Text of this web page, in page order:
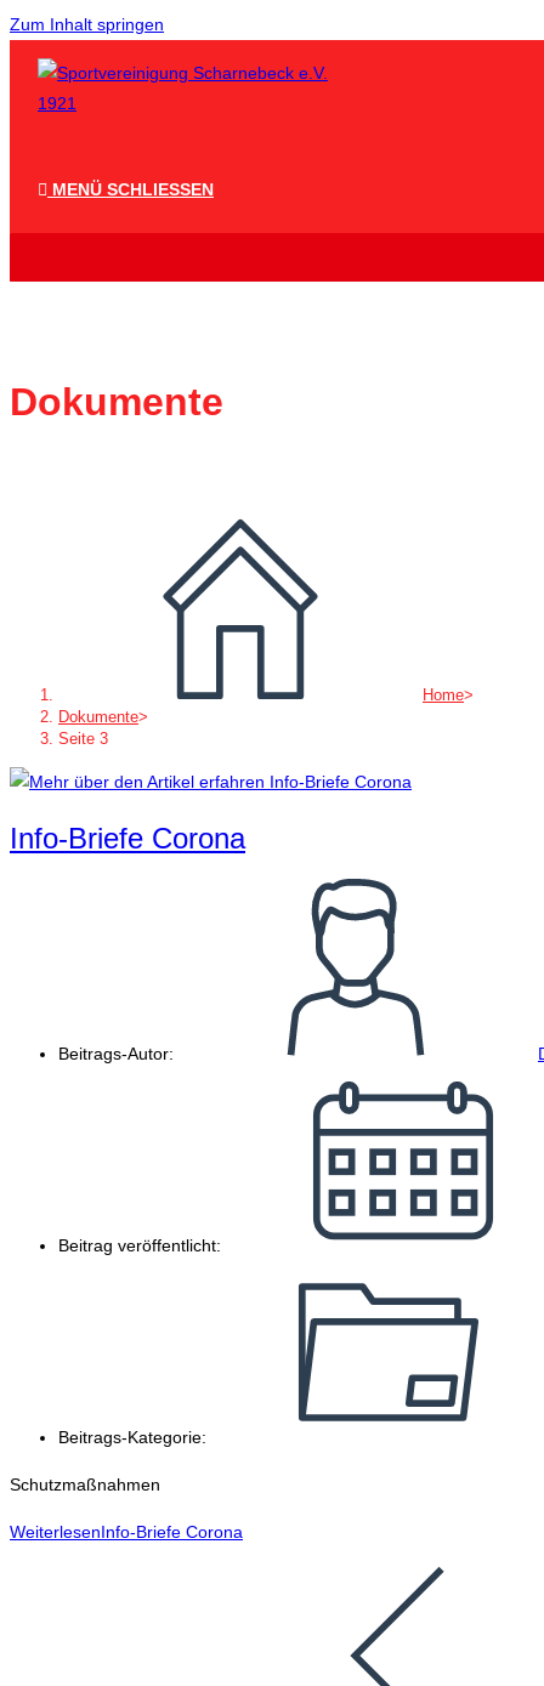
Zum Inhalt springen
MENÜ SCHLIESSEN
Dokumente
Home>
Dokumente>
Seite 3
Info-Briefe Corona
Beitrags-Autor:
Beitrag veröffentlicht:
Beitrags-Kategorie:
Schutzmaßnahmen
WeiterlesenInfo-Briefe Corona